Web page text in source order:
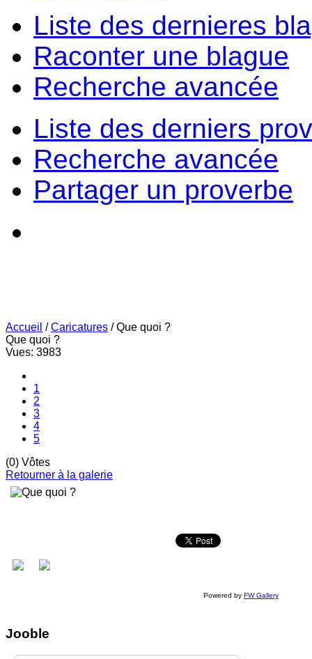
Liste des dernieres
Raconter une blague
Recherche avancée
Liste des derniers
Recherche avancée
Partager un proverbe
Accueil /Caricatures /Que quoi ?
Que quoi ?
Vues: 3983
1
2
3
4
5
(0) Vôtes
Retourner à la galerie
Powered by FW Gallery
Jooble